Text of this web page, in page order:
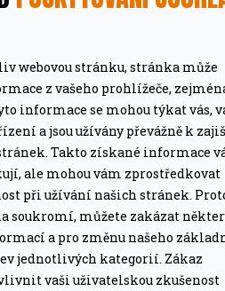
webovou stránku, stránka může
z vašeho prohlížeče,
informace se mohou týkat vás,
a jsou užívány převážně k
Takto získané informace
ale mohou vám zprostředkovat
při užívání našich stránek.
soukromí, můžete zakázat
a pro změnu našeho
jednotlivých kategorií. Zákaz
vaši uživatelskou zkušenost
Kč.
MÁTE DOPRAVU
Při objednávce
PROFESIONÁLNÍ
Poradíme online